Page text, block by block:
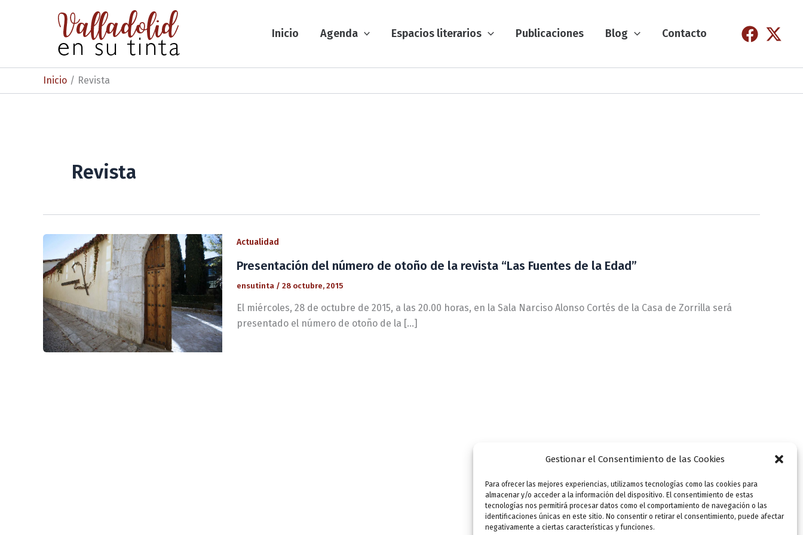
Gestionar el Consentimiento de las Cookies
Para ofrecer las mejores experiencias, utilizamos tecnologías como las cookies para
almacenar y/o acceder a la información del dispositivo. El consentimiento de estas
tecnologías nos permitirá procesar datos como el comportamiento de navegación o las
identificaciones únicas en este sitio. No consentir o retirar el consentimiento, puede afectar
negativamente a ciertas características y funciones.
Inicio Agenda Espacios literarios Publicaciones Blog Contacto
Inicio Revista
Revista
Actualidad
Presentación del número de otoño de la revista “Las Fuentes de la Edad”
ensutinta / 28 octubre, 2015
El miércoles, 28 de octubre de 2015, a las 20.00 horas, en la Sala Narciso Alonso Cortés de la Casa de Zorrilla será
presentado el número de otoño de la […]